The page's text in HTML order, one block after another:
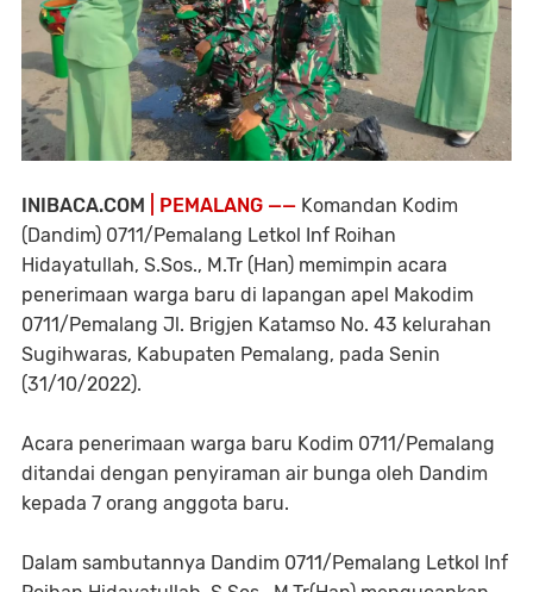
INIBACA.COM | PEMALANG —— Komandan Kodim
(Dandim) 0711/Pemalang Letkol Inf Roihan
Hidayatullah, S.Sos., M.Tr (Han) memimpin acara
penerimaan warga baru di lapangan apel Makodim
0711/Pemalang Jl. Brigjen Katamso No. 43 kelurahan
Sugihwaras, Kabupaten Pemalang, pada Senin
(31/10/2022).
Acara penerimaan warga baru Kodim 0711/Pemalang
ditandai dengan penyiraman air bunga oleh Dandim
kepada 7 orang anggota baru.
Dalam sambutannya Dandim 0711/Pemalang Letkol Inf